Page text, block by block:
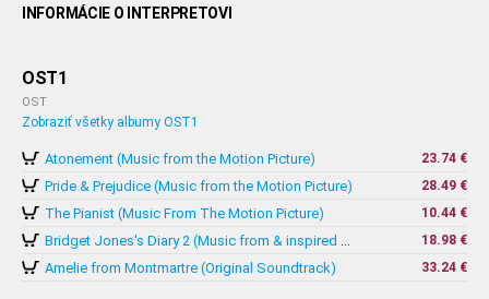
INFORMÁCIE O INTERPRETOVI
OST1
OST
Zobraziť všetky albumy OST1
Atonement (Music from the Motion Picture) 23.74 €
Pride & Prejudice (Music from the Motion Picture) 28.49 €
The Pianist (Music From The Motion Picture)
10.44 €
Bridget Jones's Diary 2 (Music from & inspired by The Motion Picture)
18.98 €
Amelie from Montmartre (Original Soundtrack) 33.24 €